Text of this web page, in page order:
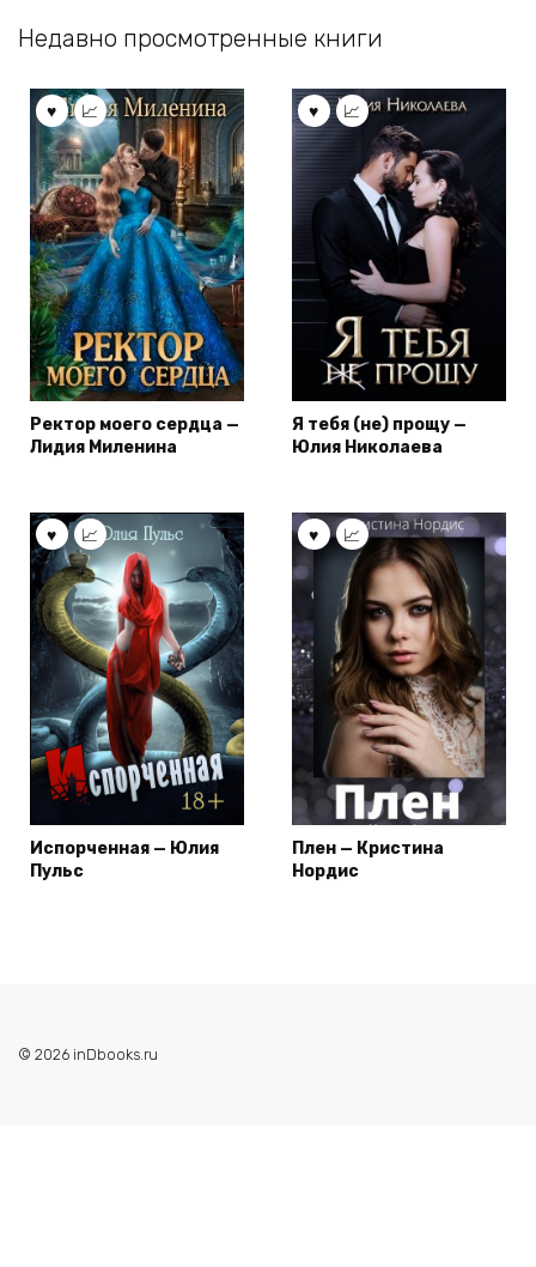
Недавно просмотренные книги
Ректор моего сердца —
Лидия Миленина
Я тебя (не) прощу —
Юлия Николаева
Испорченная — Юлия
Пульс
Плен — Кристина
Нордис
© 2026 inDbooks.ru